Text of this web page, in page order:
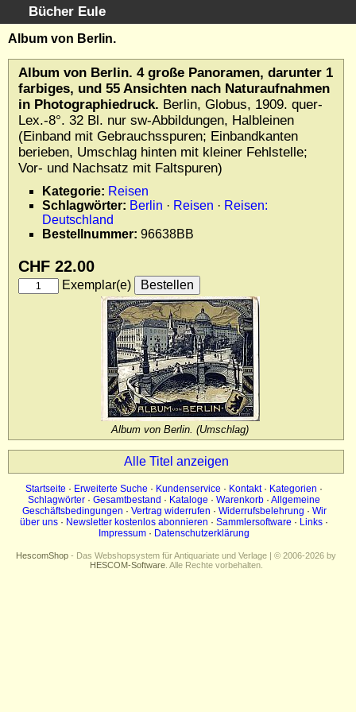
Bücher Eule
Schnellsuche
Startseite
Erweiterte Suche
Kundenservice
Kontakt
Kategorien
Schlagwörter
Gesamtbestand
Kataloge
Warenkorb
Widerruf
Wir über uns
Newsletter kostenlos abonnieren
Album von Berlin.
Album von Berlin. 4 große Panoramen, darunter 1
farbiges, und 55 Ansichten nach Naturaufnahmen
in Photographiedruck. Berlin, Globus, 1909. quer-
Lex.-8°. 32 Bl. nur sw-Abbildungen, Halbleinen
(Einband mit Gebrauchsspuren; Einbandkanten
berieben, Umschlag hinten mit kleiner Fehlstelle;
Vor- und Nachsatz mit Faltspuren)
Kategorie: Reisen
Schlagwörter: Berlin · Reisen · Reisen:
Deutschland
Bestellnummer: 96638BB
CHF 22.00
Exemplar(e)
Album von Berlin. (Umschlag)
Alle Titel anzeigen
Startseite · Erweiterte Suche · Kundenservice · Kontakt· Kategorien ·
Schlagwörter · Gesamtbestand · Kataloge · Warenkorb · Allgemeine
Geschäftsbedingungen · Vertrag widerrufen · Widerrufsbelehrung · Wir
über uns · Newsletter kostenlos abonnieren · Sammlersoftware · Links ·
Impressum · Datenschutzerklärung
HescomShop - Das Webshopsystem für Antiquariate und Verlage | © 2006-2026 by
HESCOM-Software. Alle Rechte vorbehalten.